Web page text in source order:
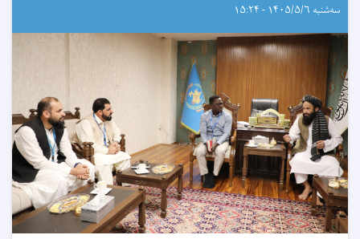
سه‌شنبه ۱۴۰۵/۵/۶ - ۱۵:۲۴